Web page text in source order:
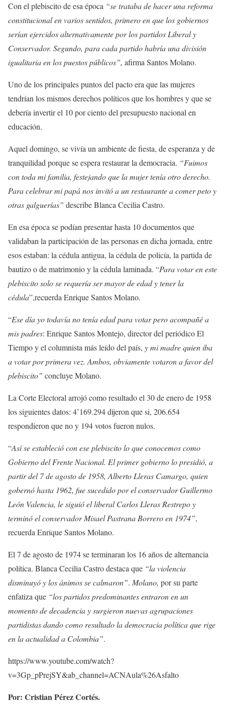
Con el plebiscito de esa época “se trataba de hacer una reforma
constitucional en varios sentidos, primero en que los gobiernos
serían ejercidos alternativamente por los partidos Liberal y
Conservador. Segundo, para cada partido habría una división
igualitaria en los puestos públicos”, afirma Santos Molano.
Uno de los principales puntos del pacto era que las mujeres
tendrían los mismos derechos políticos que los hombres y que se
debería invertir el 10 por ciento del presupuesto nacional en
educación.
Aquel domingo, se vivía un ambiente de fiesta, de esperanza y de
tranquilidad porque se espera restaurar la democracia. “Fuimos
con toda mi familia, festejando que la mujer tenía otro derecho.
Para celebrar mi papá nos invitó a un restaurante a comer peto y
otras galguerías” describe Blanca Cecilia Castro.
En esa época se podían presentar hasta 10 documentos que
validaban la participación de las personas en dicha jornada, entre
esos estaban: la cédula antigua, la cédula de policía, la partida de
bautizo o de matrimonio y la cédula laminada. “Para votar en este
plebiscito solo se requería ser mayor de edad y tener la
cédula”,recuerda Enrique Santos Molano.
“Ese día yo todavía no tenía edad para votar pero acompañé a
mis padres: Enrique Santos Montejo, director del periódico El
Tiempo y el columnista más leído del país, y mi madre quien iba
a votar por primera vez. Ambos, obviamente votaron a favor del
plebiscito” concluye Molano.
La Corte Electoral arrojó como resultado el 30 de enero de 1958
los siguientes datos: 4’169.294 dijeron que si, 206.654
respondieron que no y 194 votos fueron nulos.
“Así se estableció con ese plebiscito lo que conocemos como
Gobierno del Frente Nacional. El primer gobierno lo presidió, a
partir del 7 de agosto de 1958, Alberto Lleras Camargo, quien
gobernó hasta 1962, fue sucedido por el conservador Guillermo
León Valencia, le siguió el liberal Carlos Lleras Restrepo y
terminó el conservador Misael Pastrana Borrero en 1974”,
recuerda Enrique Santos Molano.
El 7 de agosto de 1974 se terminaran los 16 años de alternancia
política. Blanca Cecilia Castro destaca que “la violencia
disminuyó y los ánimos se calmaron”. Molano, por su parte
enfatiza que “los partidos predominantes entraron en un
momento de decadencia y surgieron nuevas agrupaciones
partidistas dando como resultado la democracia política que rige
en la actualidad a Colombia”.
https://www.youtube.com/watch?
v=3Gp_pPrejSY&ab_channel=ACNAula%26Asfalto
Por: Cristian Pérez Cortés.